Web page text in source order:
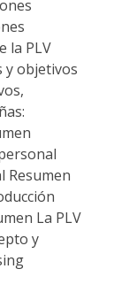
la PLV
y objetivos
Resumen
La PLV
y